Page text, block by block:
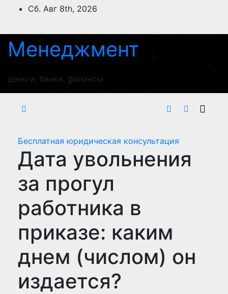
ПерейтиСб. Авг 8th, 2026
Менеджмент
деньги, банки, финансы
Бесплатная юридическая консультация
Дата увольнения
за прогул
работника в
приказе: каким
днем (числом) он
издается?